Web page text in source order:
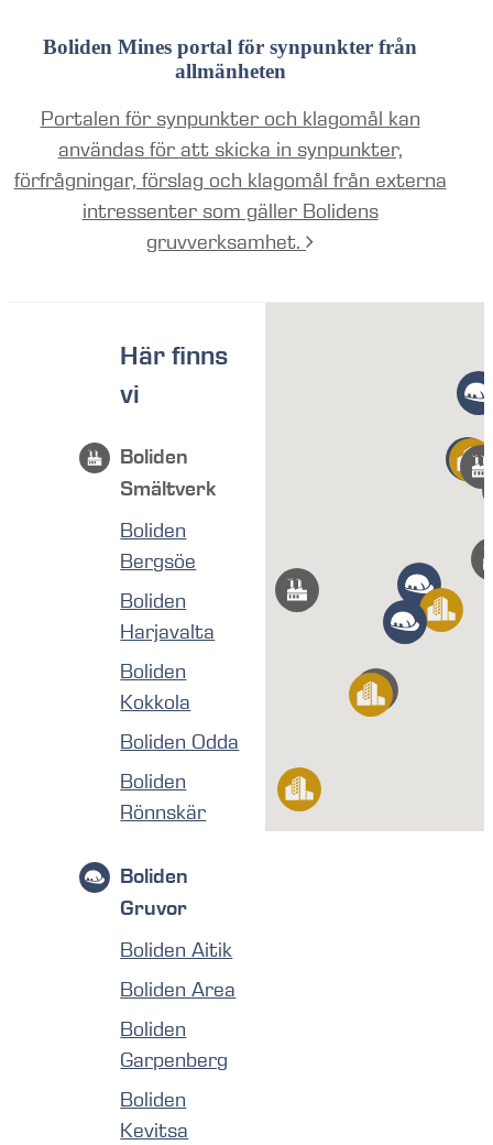
Boliden Mines portal för synpunkter från
allmänheten
Portalen för synpunkter och klagomål kan
användas för att skicka in synpunkter,
förfrågningar, förslag och klagomål från externa
intressenter som gäller Bolidens
gruvverksamhet.
Här finns
vi
Boliden
Smältverk
Boliden
Bergsöe
Boliden
Harjavalta
Boliden
Kokkola
Boliden Odda
Boliden
Rönnskär
Boliden
Gruvor
Boliden Aitik
Boliden Area
Boliden
Garpenberg
Boliden
Kevitsa